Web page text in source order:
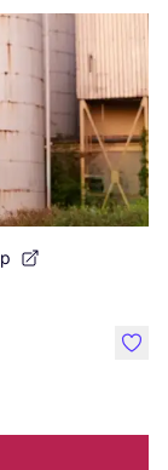
like